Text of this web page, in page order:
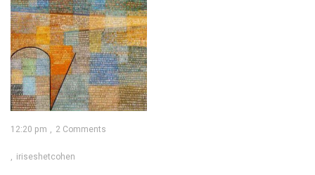
12:20 pm 2 Comments
iriseshetcohen